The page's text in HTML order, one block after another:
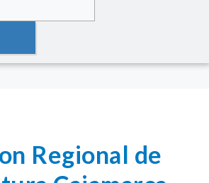
Regional de